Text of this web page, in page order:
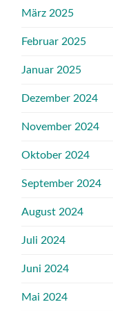
März 2025
Februar 2025
Januar 2025
Dezember 2024
November 2024
Oktober 2024
September 2024
August 2024
Juli 2024
Juni 2024
Mai 2024